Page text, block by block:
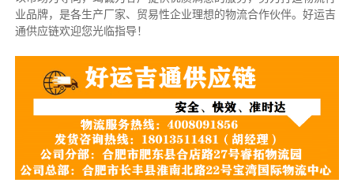
业品牌，是各生产厂家、贸易性企业理想的物流合作伙伴。好运吉
通供应链欢迎您光临指导！